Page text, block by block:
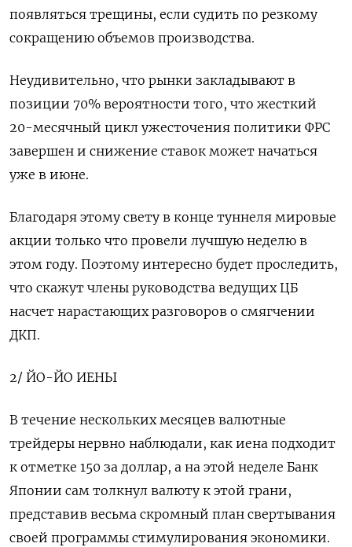
появляться трещины, если судить по резкому
сокращению объемов производства.
Неудивительно, что рынки закладывают в
позиции 70% вероятности того, что жесткий
20-месячный цикл ужесточения политики ФРС
завершен и снижение ставок может начаться
уже в июне.
Благодаря этому свету в конце туннеля мировые
акции только что провели лучшую неделю в
этом году. Поэтому интересно будет проследить,
что скажут члены руководства ведущих ЦБ
насчет нарастающих разговоров о смягчении
ДКП.
2/ ЙО-ЙО ИЕНЫ
В течение нескольких месяцев валютные
трейдеры нервно наблюдали, как иена подходит
к отметке 150 за доллар, а на этой неделе Банк
Японии сам толкнул валюту к этой грани,
представив весьма скромный план свертывания
своей программы стимулирования экономики.